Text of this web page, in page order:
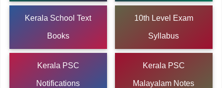
Kerala School Text
Books
10th Level Exam
Syllabus
Kerala PSC
Notifications
Kerala PSC
Malayalam Notes